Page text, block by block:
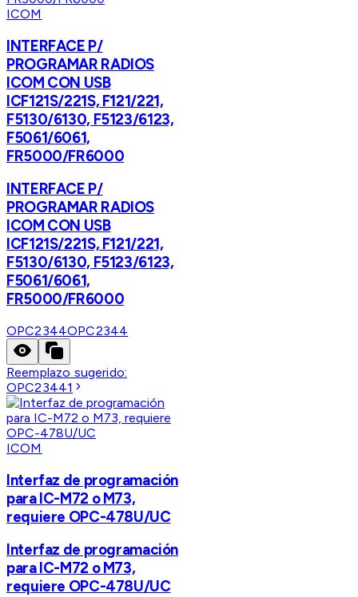
ICOM
INTERFACE P/
PROGRAMAR RADIOS
ICOM CON USB
ICF121S/221S, F121/221,
F5130/6130, F5123/6123,
F5061/6061,
FR5000/FR6000
INTERFACE P/
PROGRAMAR RADIOS
ICOM CON USB
ICF121S/221S, F121/221,
F5130/6130, F5123/6123,
F5061/6061,
FR5000/FR6000
OPC2344OPC2344
Reemplazo sugerido:
OPC23441
ICOM
Interfaz de programación
para IC-M72 o M73,
requiere OPC-478U/UC
Interfaz de programación
para IC-M72 o M73,
requiere OPC-478U/UC